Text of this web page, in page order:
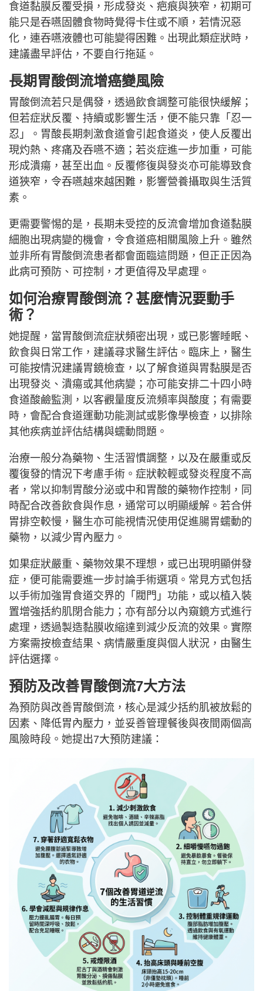
食道黏膜反覆受損，形成發炎、疤痕與狹窄，初期可
能只是吞嚥固體食物時覺得卡住或不順，若情況惡
化，連吞嚥液體也可能變得困難。出現此類症狀時，
建議盡早評估，不要自行拖延。
長期胃酸倒流增癌變風險
胃酸倒流若只是偶發，透過飲食調整可能很快緩解；
但若症狀反覆、持續或影響生活，便不能只靠「忍一
忍」。胃酸長期刺激食道會引起食道炎，使人反覆出
現灼熱、疼痛及吞嚥不適；若炎症進一步加重，可能
形成潰瘍，甚至出血。反覆修復與發炎亦可能導致食
道狹窄，令吞嚥越來越困難，影響營養攝取與生活質
素。
更需要警惕的是，長期未受控的反流會增加食道黏膜
細胞出現病變的機會，令食道癌相關風險上升。雖然
並非所有胃酸倒流患者都會面臨這問題，但正正因為
此病可預防、可控制，才更值得及早處理。
如何治療胃酸倒流？甚麼情況要動手
術？
她提醒，當胃酸倒流症狀頻密出現，或已影響睡眠、
飲食與日常工作，建議尋求醫生評估。臨床上，醫生
可能按情況建議胃鏡檢查，以了解食道與胃黏膜是否
出現發炎、潰瘍或其他病變；亦可能安排二十四小時
食道酸鹼監測，以客觀量度反流頻率與酸度；有需要
時，會配合食道運動功能測試或影像學檢查，以排除
其他疾病並評估結構與蠕動問題。
治療一般分為藥物、生活習慣調整，以及在嚴重或反
覆復發的情況下考慮手術。症狀較輕或發炎程度不高
者，常以抑制胃酸分泌或中和胃酸的藥物作控制，同
時配合改善飲食與作息，通常可以明顯緩解。若合併
胃排空較慢，醫生亦可能視情況使用促進腸胃蠕動的
藥物，以減少胃內壓力。
如果症狀嚴重、藥物效果不理想，或已出現明顯併發
症，便可能需要進一步討論手術選項。常見方式包括
以手術加強胃食道交界的「閥門」功能，或以植入裝
置增強括約肌閉合能力；亦有部分以內窺鏡方式進行
處理，透過製造黏膜收縮達到減少反流的效果。實際
方案需按檢查結果、病情嚴重度與個人狀況，由醫生
評估選擇。
預防及改善胃酸倒流7大方法
為預防與改善胃酸倒流，核心是減少括約肌被放鬆的
因素、降低胃內壓力，並妥善管理餐後與夜間兩個高
風險時段。她提出7大預防建議：